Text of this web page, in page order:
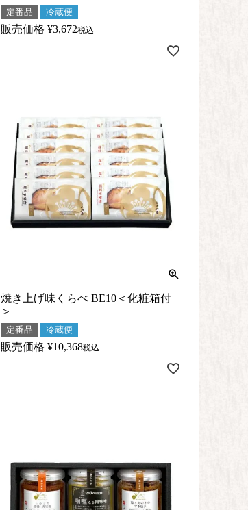
定番品 冷蔵便
販売価格 ¥3,672税込
焼き上げ味くらべ BE10＜化粧箱付
＞
定番品 冷蔵便
販売価格 ¥10,368税込